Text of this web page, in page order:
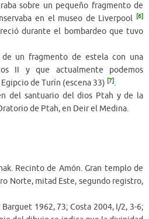
sobre un pequeño fragmento de
en el museo de Liverpool [6]
durante el bombardeo que tuvo
un fragmento de estela con una
II y que actualmente podemos
de Turín (escena 33) [7].
del santuario del dios Ptah y de la
de Ptah, en Deir el Medina.
Recinto de Amón. Gran templo de
Norte, mitad Este, segundo registro,
Barguet 1962, 73; Costa 2004, I/2, 3-6;